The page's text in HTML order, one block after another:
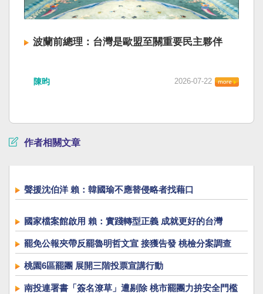
波蘭前總理：台灣是歐盟至關重要民主夥伴
陳昀 2026-07-22
作者相關文章
聲援沈伯洋 賴：韓國瑜不應替侵略者找藉口
國家檔案館啟用 賴：實踐轉型正義 成就更好的台灣
罷免公報夾帶反罷魯明哲文宣 接獲告發 桃檢分案調查
桃園6區罷團 展開三階投票宣講行動
南投連署書「簽名潦草」遭剔除 桃市罷團力拚安全門檻